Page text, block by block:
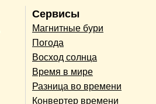
Сервисы
Магнитные бури
Погода
Восход солнца
Время в мире
Разница во времени
Конвертер времени